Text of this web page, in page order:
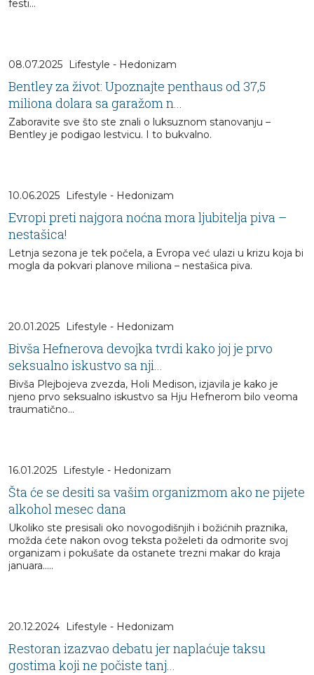
festi...
08.07.2025 Lifestyle - Hedonizam
Bentley za život: Upoznajte penthaus od 37,5
miliona dolara sa garažom n...
Zaboravite sve što ste znali o luksuznom stanovanju –
Bentley je podigao lestvicu. I to bukvalno.
10.06.2025 Lifestyle - Hedonizam
Evropi preti najgora noćna mora ljubitelja piva –
nestašica!
Letnja sezona je tek počela, a Evropa već ulazi u krizu koja bi
mogla da pokvari planove miliona – nestašica piva.
20.01.2025 Lifestyle - Hedonizam
Bivša Hefnerova devojka tvrdi kako joj je prvo
seksualno iskustvo sa nji...
Bivša Plejbojeva zvezda, Holi Medison, izjavila je kako je
njeno prvo seksualno iskustvo sa Hju Hefnerom bilo veoma
traumatično...
16.01.2025 Lifestyle - Hedonizam
Šta će se desiti sa vašim organizmom ako ne pijete
alkohol mesec dana
Ukoliko ste presisali oko novogodišnjih i božićnih praznika,
možda ćete nakon ovog teksta poželeti da odmorite svoj
organizam i pokušate da ostanete trezni makar do kraja
januara.....
20.12.2024 Lifestyle - Hedonizam
Restoran izazvao debatu jer naplaćuje taksu
gostima koji ne počiste tanj...